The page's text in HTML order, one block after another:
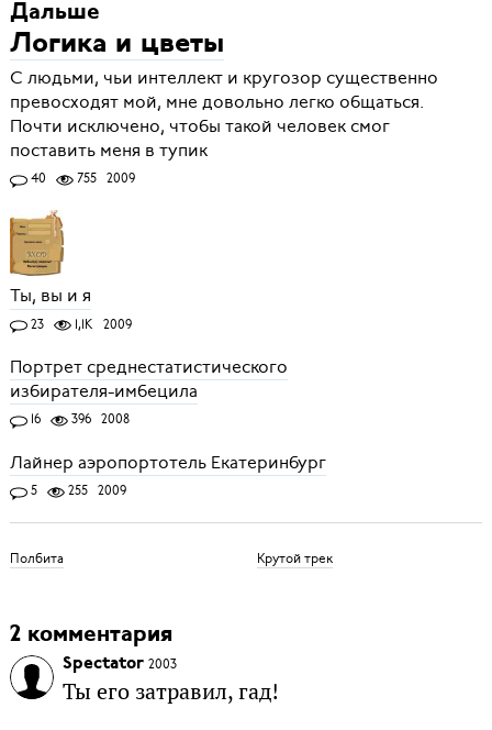
Дальше
Логика и цветы
С людьми, чьи интеллект и кругозор существенно
превосходят мой, мне довольно легко общаться.
Почти исключено, чтобы такой человек смог
поставить меня в тупик
40 755 2009
Ты, вы и я
23 1,1K 2009
Портрет среднестатистического
избирателя-имбецила
16 396 2008
Лайнер аэропортотель Екатеринбург
5 255 2009
Полбита Крутой трек
2 комментария
Spectator 2003
Ты его затравил, гад!